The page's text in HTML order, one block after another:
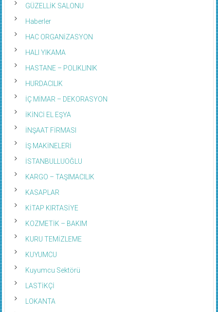
GÜZELLİK SALONU
Haberler
HAC ORGANİZASYON
HALI YIKAMA
HASTANE – POLIKLINIK
HURDACILIK
İÇ MİMAR – DEKORASYON
İKİNCİ EL EŞYA
İNŞAAT FİRMASI
İŞ MAKİNELERİ
İSTANBULLUOĞLU
KARGO – TAŞIMACILIK
KASAPLAR
KİTAP KIRTASİYE
KOZMETİK – BAKIM
KURU TEMİZLEME
KUYUMCU
Kuyumcu Sektörü
LASTİKÇİ
LOKANTA